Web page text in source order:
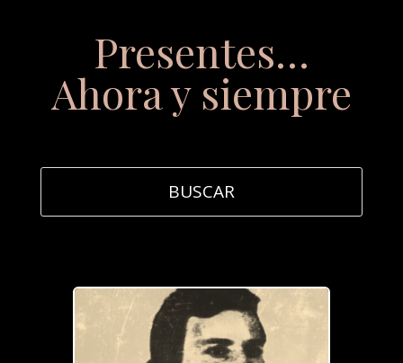
Presentes…
Ahora y siempre